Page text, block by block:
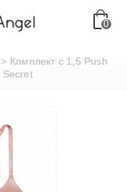
0
> Комплект с 1,5 Push
Secret